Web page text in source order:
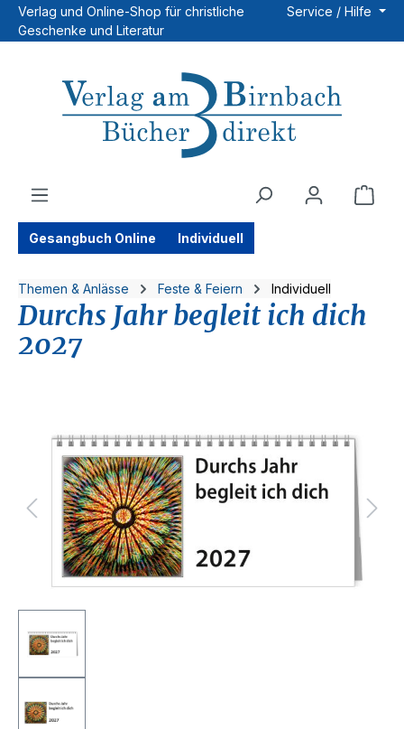
Zum Hauptinhalt springen
Verlag und Online-Shop für christliche
Geschenke und Literatur
Service / Hilfe
Gesangbuch Online Individuell
Themen & Anlässe Feste & Feiern Individuell
Durchs Jahr begleit ich dich
2027